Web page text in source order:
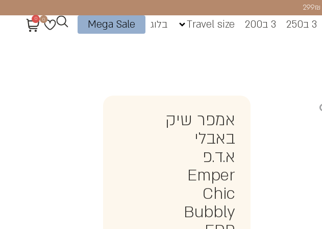
3 ב250 3 ב200 Travel size בלוג Mega Sale
0
0
אמפר שיק
באבלי
א.ד.פ
Emper
Chic
Bubbly